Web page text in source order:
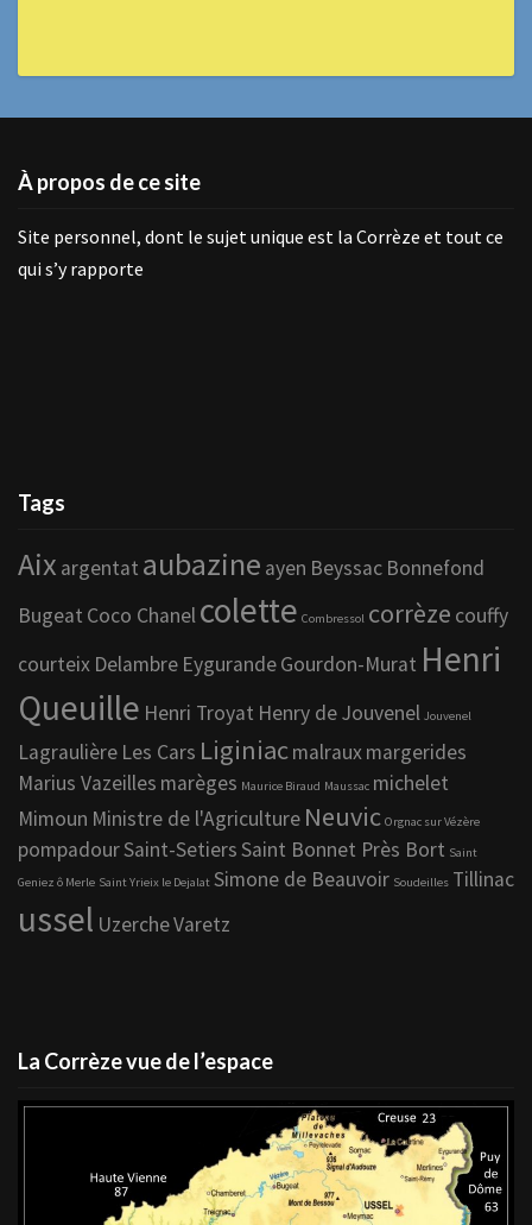
À propos de ce site
Site personnel, dont le sujet unique est la Corrèze et tout ce
qui s’y rapporte
Tags
Aix argentat aubazine ayen Beyssac Bonnefond
Bugeat Coco Chanelcolette Combressol corrèze couffy
courteix Delambre EygurandeGourdon-Murat Henri
Queuille Henri Troyat Henry de Jouvenel Jouvenel
Lagraulière Les Cars Liginiacmalrauxmargerides
Marius Vazeilles marèges Maurice Biraud Maussac michelet
Mimoun Ministre de l'Agriculture Neuvic Orgnac sur Vézère
pompadourSaint-SetiersSaint Bonnet Près Bort Saint
Geniez ô Merle Saint Yrieix le Dejalat Simone de Beauvoir Soudeilles Tillinac
ussel UzercheVaretz
La Corrèze vue de l’espace